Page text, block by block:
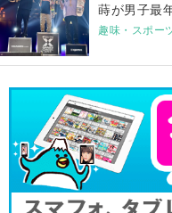
蒔が男子最
趣味・スポー